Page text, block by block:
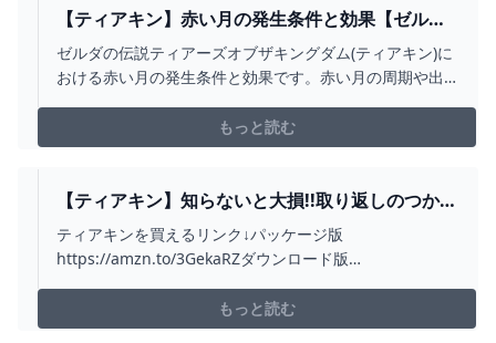
【ティアキン】赤い月の発生条件と効果【ゼルダ
の伝説ティアーズオブザキングダム】 - ゲームウ
ィズ
ゼルダの伝説ティアーズオブザキングダム(ティアキン)に
おける赤い月の発生条件と効果です。赤い月の周期や出
く掲載。ティアキン赤い月がこない時にお役立てくださ
い。
もっと読む
【ティアキン】知らないと大損!!取り返しのつかな
い要素まとめ【総集編】 - YOUTUBE
ティアキンを買えるリンク↓パッケージ版
https://amzn.to/3GekaRZダウンロード版
ストhttps://youtube.com/playlist?
list=PL4kkYdAVnWjwSkmn4warEDNfATIS46kByテ...
もっと読む